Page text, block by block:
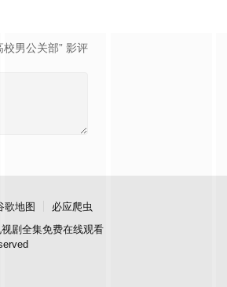
校男公关部” 影评
歌地图
必应爬虫
剧全集免费在线观看